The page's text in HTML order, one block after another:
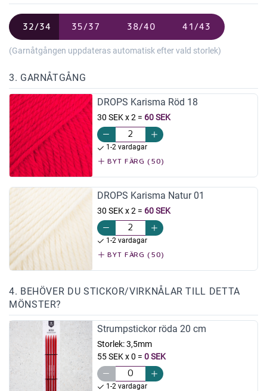
32/34 35/37 38/40 41/43
(Garnåtgången uppdateras automatisk efter vald storlek)
3. GARNÅTGÅNG
DROPS Karisma Röd 18
30 SEK x 2= 60 SEK
1-2 vardagar
BYT FÄRG (50)
DROPS Karisma Natur 01
30 SEK x 2 = 60 SEK
1-2 vardagar
BYT FÄRG (50)
4. BEHÖVER DU STICKOR/VIRKNÅLAR TILL DETTA
MÖNSTER?
Strumpstickor röda 20 cm
Storlek:3,5mm
55 SEK x 0 = 0 SEK
1-2 vardagar